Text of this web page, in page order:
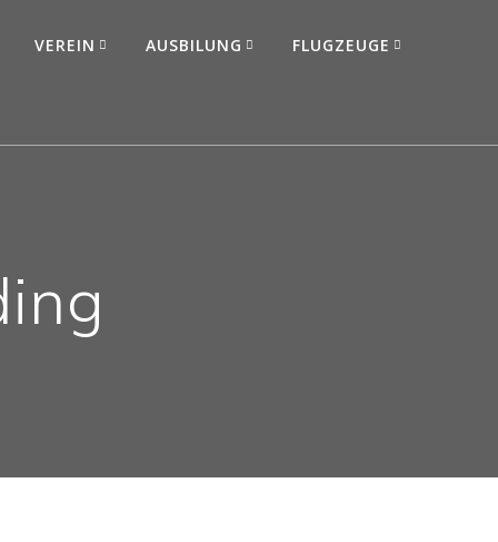
VEREIN AUSBILUNG FLUGZEUGE